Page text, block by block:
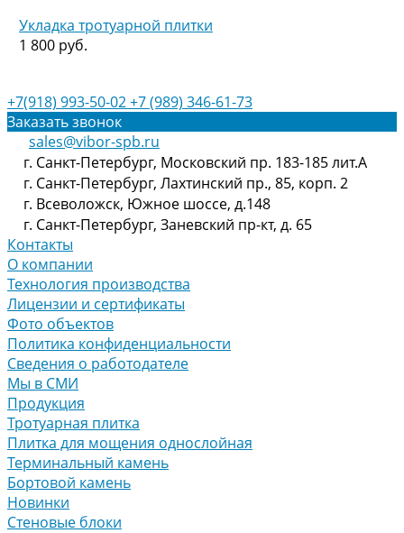
Укладка тротуарной плитки
1 800 руб.
+7(918) 993-50-02+7 (989) 346-61-73
Заказать звонок
sales@vibor-spb.ru
г. Санкт-Петербург, Московский пр. 183-185 лит.А
г. Санкт-Петербург, Лахтинский пр., 85, корп. 2
г. Всеволожск, Южное шоссе, д.148
г. Санкт-Петербург, Заневский пр-кт, д. 65
Контакты
О компании
Технология производства
Лицензии и сертификаты
Фото объектов
Политика конфиденциальности
Сведения о работодателе
Мы в СМИ
Продукция
Тротуарная плитка
Плитка для мощения однослойная
Терминальный камень
Бортовой камень
Новинки
Стеновые блоки